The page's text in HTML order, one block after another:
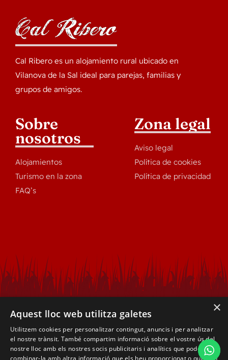
Cal Ribero es un alojamiento rural ubicado en
Vilanova de la Sal ideal para parejas, familias y
grupos de amigos.
Sobre
nosotros
Alojamientos
Turismo en la zona
FAQ’s
Zona legal
Aviso legal
Política de cookies
Política de privacidad
×
Aquest lloc web utilitza galetes
Utilitzem cookies per personalitzar contingut, anuncis i per analitzar
el nostre trànsit. També compartim informació sobre el vostre ús del
nostre lloc amb els nostres socis publicitaris i analítics que poden
combinar-la amb altra informació que els heu proporcionat o que han